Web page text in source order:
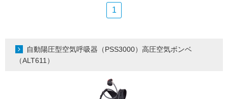
1
自動陽圧型空気呼吸器（PSS3000）高圧空気ボンベ
（ALT611）